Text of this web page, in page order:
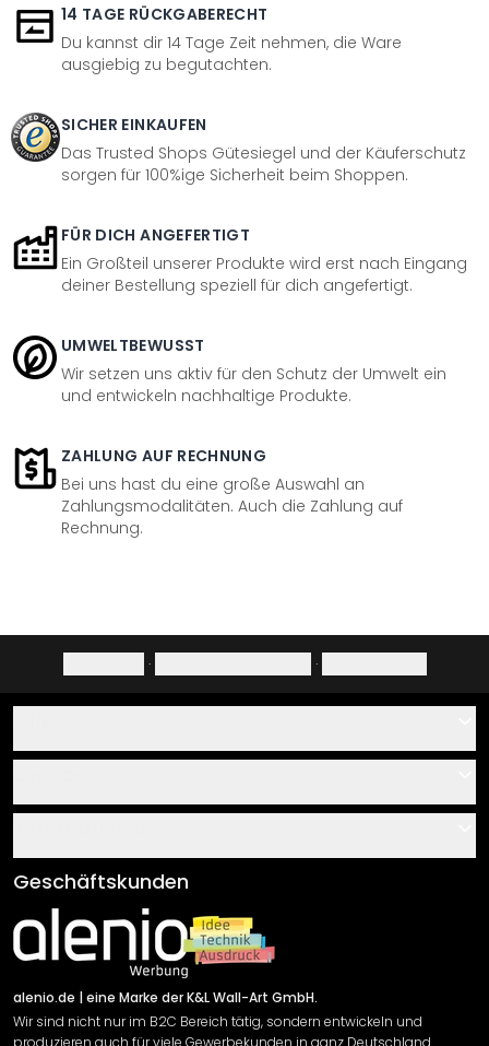
14 TAGE RÜCKGABERECHT
Du kannst dir 14 Tage Zeit nehmen, die Ware
ausgiebig zu begutachten.
SICHER EINKAUFEN
Das Trusted Shops Gütesiegel und der Käuferschutz
sorgen für 100%ige Sicherheit beim Shoppen.
FÜR DICH ANGEFERTIGT
Ein Großteil unserer Produkte wird erst nach Eingang
deiner Bestellung speziell für dich angefertigt.
UMWELTBEWUSST
Wir setzen uns aktiv für den Schutz der Umwelt ein
und entwickeln nachhaltige Produkte.
ZAHLUNG AUF RECHNUNG
Bei uns hast du eine große Auswahl an
Zahlungsmodalitäten. Auch die Zahlung auf
Rechnung.
· ·
Über uns
Klebe- und Montageanleitungen
Newsletter An-/Abmeldung
Sendungsverfolgung
AGB
Impressum
Versand & Zahlung
Rücksendung
Widerrufsrecht
Geschäftskunden
alenio.de | eine Marke der K&L Wall-Art GmbH.
Wir sind nicht nur im B2C Bereich tätig, sondern entwickeln und
produzieren auch für viele Gewerbekunden in ganz Deutschland